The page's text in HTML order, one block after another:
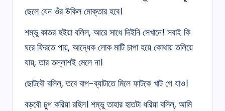
ছেলে যেন ওঁর উকিল মোক্তার হবে।
শম্ভু কাতর হইয়া বলিল, আরে সাধে দিইনি সেখানে! সবাই কি
ঘরে ফিরতে পায়, আদ্ধেক লোক মাটি চাপা হয়ে কোথায় তলিয়ে
যায়, তার তল্লাশই মেলে না।
ছোটবৌ বলিল, তবে বাপ-ব্যাটাতে মিলে ফাটকে খাট গে যাও।
বড়বৌ চুপ করিয়া রহিল। শম্ভু তাহার হাতটা ধরিয়া বলিল, আমি